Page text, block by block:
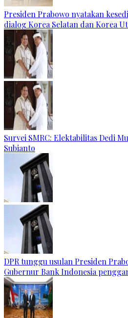
Presiden Prabowo nyatakan
dialog Korea Selatan dan Korea
Survei SMRC: Elektabilitas Dedi
Subianto
DPR tunggu usulan Presiden
Gubernur Bank Indonesia